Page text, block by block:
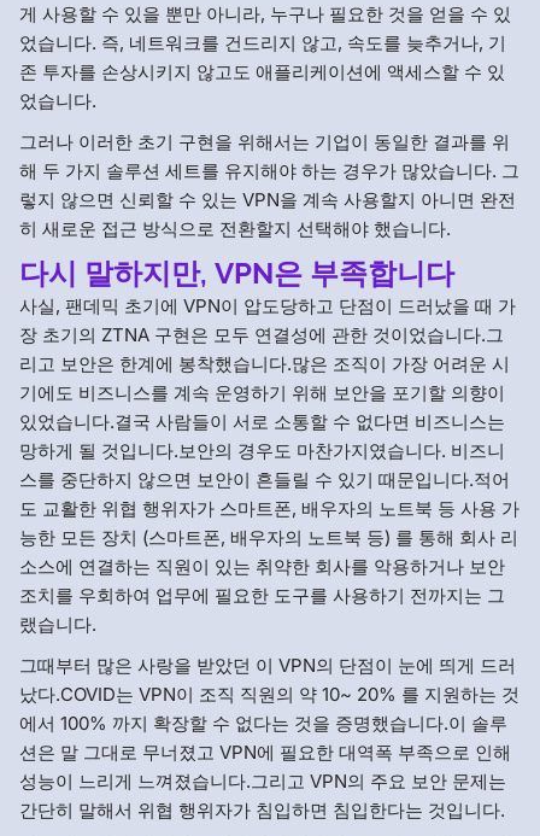
게 사용할 수 있을 뿐만 아니라, 누구나 필요한 것을 얻을 수 있
었습니다. 즉, 네트워크를 건드리지 않고, 속도를 늦추거나, 기
존 투자를 손상시키지 않고도 애플리케이션에 액세스할 수 있
었습니다.
그러나 이러한 초기 구현을 위해서는 기업이 동일한 결과를 위
해 두 가지 솔루션 세트를 유지해야 하는 경우가 많았습니다. 그
렇지 않으면 신뢰할 수 있는 VPN을 계속 사용할지 아니면 완전
히 새로운 접근 방식으로 전환할지 선택해야 했습니다.
다시 말하지만, VPN은 부족합니다
사실, 팬데믹 초기에 VPN이 압도당하고 단점이 드러났을 때 가
장 초기의 ZTNA 구현은 모두 연결성에 관한 것이었습니다.그
리고 보안은 한계에 봉착했습니다.많은 조직이 가장 어려운 시
기에도 비즈니스를 계속 운영하기 위해 보안을 포기할 의향이
있었습니다.결국 사람들이 서로 소통할 수 없다면 비즈니스는
망하게 될 것입니다.보안의 경우도 마찬가지였습니다. 비즈니
스를 중단하지 않으면 보안이 흔들릴 수 있기 때문입니다.적어
도 교활한 위협 행위자가 스마트폰, 배우자의 노트북 등 사용 가
능한 모든 장치 (스마트폰, 배우자의 노트북 등) 를 통해 회사 리
소스에 연결하는 직원이 있는 취약한 회사를 악용하거나 보안
조치를 우회하여 업무에 필요한 도구를 사용하기 전까지는 그
랬습니다.
그때부터 많은 사랑을 받았던 이 VPN의 단점이 눈에 띄게 드러
났다.COVID는 VPN이 조직 직원의 약 10~ 20% 를 지원하는 것
에서 100% 까지 확장할 수 없다는 것을 증명했습니다.이 솔루
션은 말 그대로 무너졌고 VPN에 필요한 대역폭 부족으로 인해
성능이 느리게 느껴졌습니다.그리고 VPN의 주요 보안 문제는
간단히 말해서 위협 행위자가 침입하면 침입한다는 것입니다.